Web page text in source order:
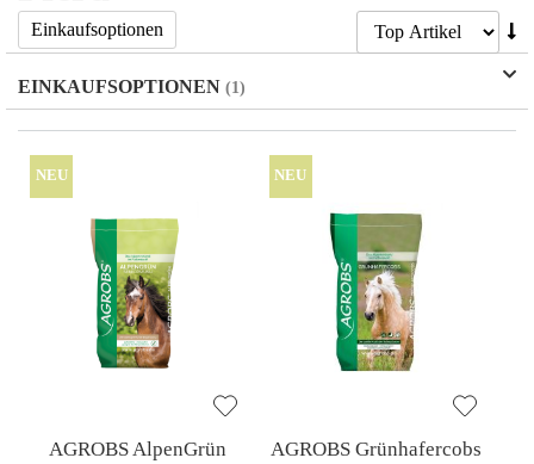
Einkaufsoptionen
EINKAUFSOPTIONEN
NEU
AGROBS AlpenGrün
NEU
AGROBS Grünhafercobs